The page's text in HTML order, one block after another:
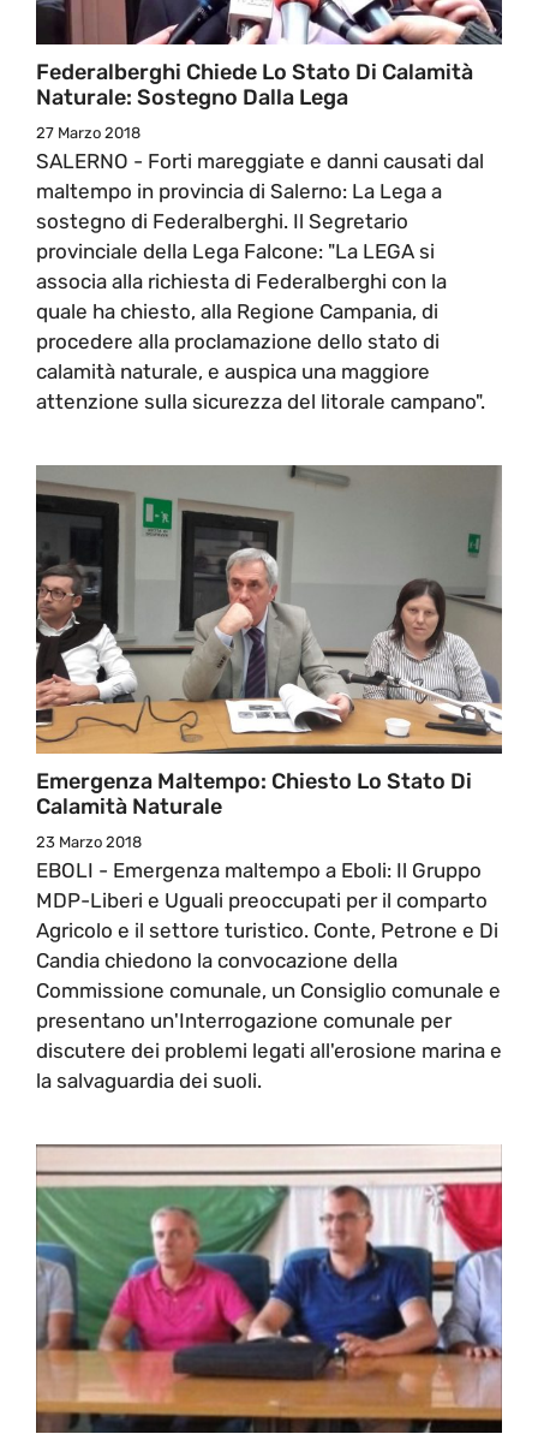
Federalberghi Chiede Lo Stato Di Calamità
Naturale: Sostegno Dalla Lega
27 Marzo 2018
SALERNO - Forti mareggiate e danni causati dal
maltempo in provincia di Salerno: La Lega a
sostegno di Federalberghi. Il Segretario
provinciale della Lega Falcone: "La LEGA si
associa alla richiesta di Federalberghi con la
quale ha chiesto, alla Regione Campania, di
procedere alla proclamazione dello stato di
calamità naturale, e auspica una maggiore
attenzione sulla sicurezza del litorale campano".
Emergenza Maltempo: Chiesto Lo Stato Di
Calamità Naturale
23 Marzo 2018
EBOLI - Emergenza maltempo a Eboli: Il Gruppo
MDP-Liberi e Uguali preoccupati per il comparto
Agricolo e il settore turistico. Conte, Petrone e Di
Candia chiedono la convocazione della
Commissione comunale, un Consiglio comunale e
presentano un'Interrogazione comunale per
discutere dei problemi legati all'erosione marina e
la salvaguardia dei suoli.